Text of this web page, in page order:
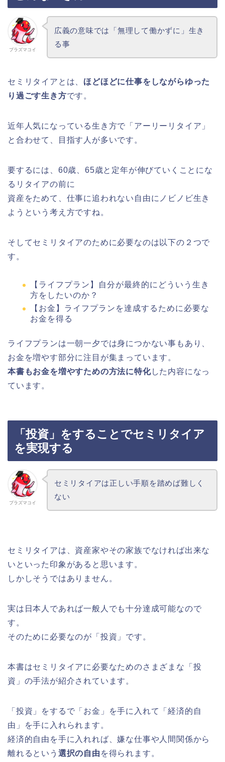
プラズマコイ
広義の意味では「無理して働かずに」生き
る事
セミリタイアとは、 ほどほどに仕事をしながらゆった
り過ごす生き方です。
近年人気になっている生き方で「アーリーリタイア」
と合わせて、目指す人が多いです。
要するには、60歳、65歳と定年が伸びていくことにな
るリタイアの前に
資産をためて、仕事に追われない自由にノビノビ生き
ようという考え方ですね。
そしてセミリタイアのために必要なのは以下の２つで
す。
【ライフプラン】自分が最終的にどういう生き
方をしたいのか？
【お金】ライフプランを達成するために必要な
お金を得る
ライフプランは一朝一夕では身につかない事もあり、
お金を増やす部分に注目が集まっています。
本書もお金を増やすための方法に特化した内容になっ
ています。
「投資」をすることでセミリタイア
を実現する
プラズマコイ
セミリタイアは正しい手順を踏めば難しく
ない
セミリタイアは、資産家やその家族でなければ出来な
いといった印象があると思います。
しかしそうではありません。
実は日本人であれば一般人でも十分達成可能なので
す。
そのために必要なのが「投資」です。
本書はセミリタイアに必要なためのさまざまな「投
資」の手法が紹介されています。
「投資」をするで「お金」を手に入れて「経済的自
由」を手に入れられます。
経済的自由を手に入れれば、嫌な仕事や人間関係から
離れるという 選択の自由 を得られます。